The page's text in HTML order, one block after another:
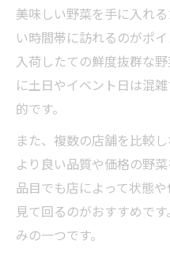
美味しい野菜を手に入れ
い時間帯に訪れるのがポ
入荷したての鮮度抜群な
に土日やイベント日は混
的です。
また、複数の店舗を比較
より良い品質や価格の野
品目でも店によって状態
見て回るのがおすすめで
みの一つです。